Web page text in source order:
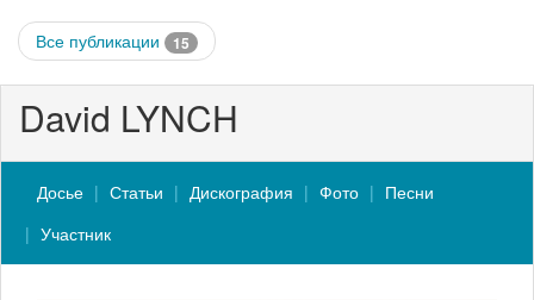
Все публикации 15
David LYNCH
Досье Статьи Дискография Фото
Песни
Участник